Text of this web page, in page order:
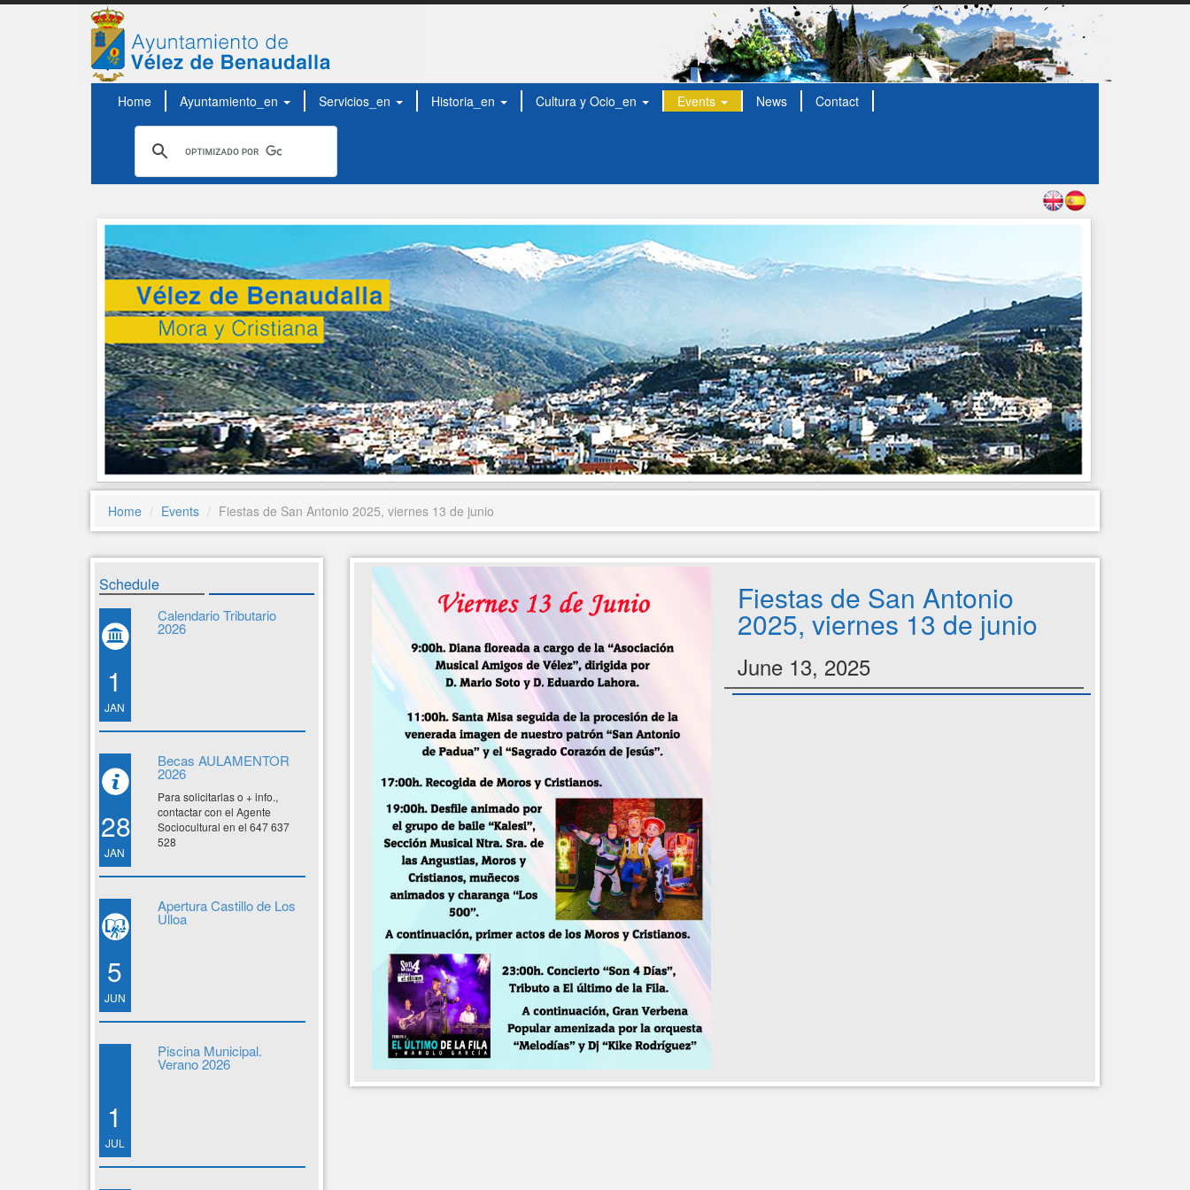
Home Ayuntamiento_en Servicios_en Historia_en Cultura y Ocio_en Events News Contact
Home Events Fiestas de San Antonio 2025, viernes 13 de junio
Schedule
1
JAN
Calendario Tributario
2026
28
JAN
Becas AULAMENTOR
2026
Para solicitarlas o + info.,
contactar con el Agente
Sociocultural en el 647 637
528
5
JUN
Apertura Castillo de Los
Ulloa
1
JUL
Piscina Municipal.
Verano 2026
Fiestas de San Antonio
2025, viernes 13 de junio
June 13, 2025